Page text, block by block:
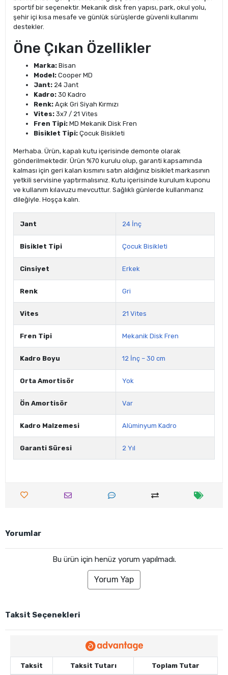
sportif bir seçenektir. Mekanik disk fren yapısı, park, okul yolu,
şehir içi kısa mesafe ve günlük sürüşlerde güvenli kullanımı
destekler.
Öne Çıkan Özellikler
Marka: Bisan
Model: Cooper MD
Jant: 24 Jant
Kadro: 30 Kadro
Renk: Açık Gri Siyah Kırmızı
Vites: 3x7 / 21 Vites
Fren Tipi: MD Mekanik Disk Fren
Bisiklet Tipi: Çocuk Bisikleti
Merhaba. Ürün, kapalı kutu içerisinde demonte olarak
gönderilmektedir. Ürün %70 kurulu olup, garanti kapsamında
kalması için geri kalan kısmını satın aldığınız bisiklet markasının
yetkili servisine yaptırmalısınız. Kutu içerisinde kurulum kuponu
ve kullanım kılavuzu mevcuttur. Sağlıklı günlerde kullanmanız
dileğiyle. Hoşça kalın.
Jant 24 İnç
Bisiklet Tipi Çocuk Bisikleti
Cinsiyet Erkek
Renk Gri
Vites 21 Vites
Fren Tipi Mekanik Disk Fren
Kadro Boyu 12 İnç – 30 cm
Orta Amortisör Yok
Ön Amortisör Var
Kadro Malzemesi Alüminyum Kadro
Garanti Süresi 2 Yıl
Yorumlar
Bu ürün için henüz yorum yapılmadı.
Yorum Yap
Taksit Seçenekleri
Taksit Taksit Tutarı Toplam Tutar